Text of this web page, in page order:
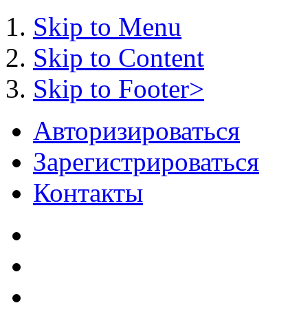
Skip to Menu
Skip to Content
Skip to Footer>
Авторизироваться
Зарегистрироваться
Контакты